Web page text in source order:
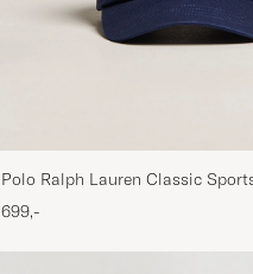
Polo Ralph Lauren Classic
Blue
699,-